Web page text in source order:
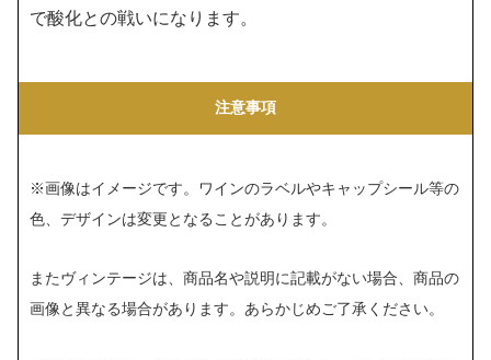
で酸化との戦いになります。
注意事項
※画像はイメージです。ワインのラベルやキャップシール等の
色、デザインは変更となることがあります。
またヴィンテージは、商品名や説明に記載がない場合、商品の
画像と異なる場合があります。あらかじめご了承ください。